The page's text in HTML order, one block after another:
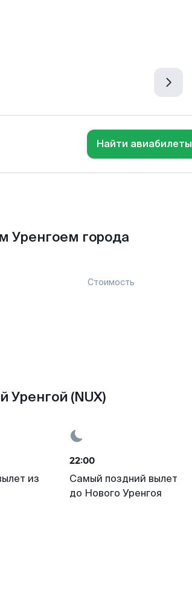
Найти авиабилеты
Уренгоем города
Стоимость
Уренгой (NUX)
из
22:00
Самый поздний вылет
до Нового Уренгоя